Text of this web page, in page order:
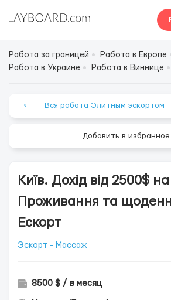
Работа за границей
Работа в Европе
Работа в Украине
Работа в Виннице
⟵ Вся работа Элитным эскортом
Добавить в избранное
Київ. Дохід від 2500$
Проживання та
Ескорт
Эскорт - Массаж
8500 $ / в месяц